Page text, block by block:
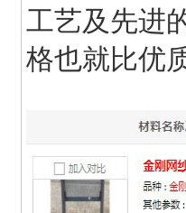
工艺及先进
格也就比优